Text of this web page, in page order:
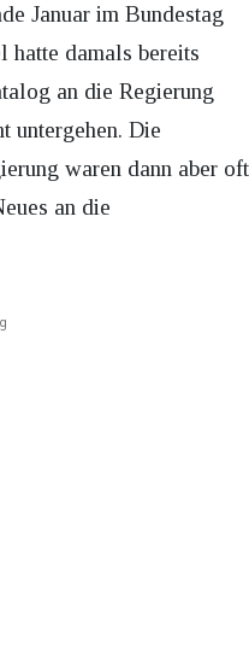
Januar im Bundestag
hatte damals bereits
an die Regierung
untergehen. Die
waren dann aber oft
an die